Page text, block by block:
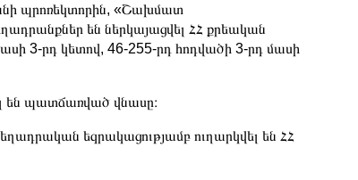
պրոռեկտորին, «Շախմատ
են ներկայացվել ՀՀ քրեական
3-րդ կետով, 46-255-րդ հոդվածի 3-րդ մասի
են պատճառված վնասը։
եզրակացությամբ ուղարկվել են ՀՀ